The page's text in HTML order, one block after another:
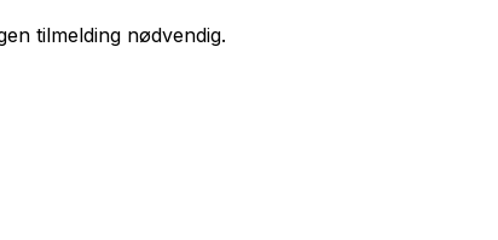
tilmelding nødvendig.